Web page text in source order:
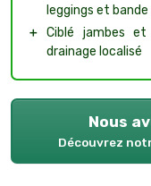
leggings et
＋ Ciblé jambes
drainage localisé
Nous
Découvrez